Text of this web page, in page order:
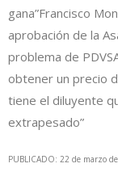
gana”Francisco
aprobación de la
problema de
obtener un precio
tiene el diluyente
extrapesado”
PUBLICADO: 22 de marzo